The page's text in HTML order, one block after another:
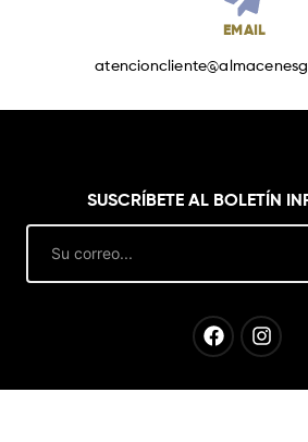
EMAIL
SUSCRÍBETE AL BOLETÍN
Facebook